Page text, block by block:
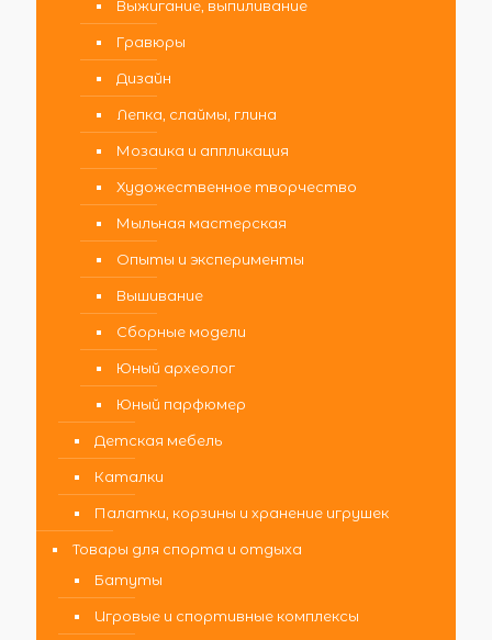
Выжигание, выпиливание
Гравюры
Дизайн
Лепка, слаймы, глина
Мозаика и аппликация
Художественное творчество
Мыльная мастерская
Опыты и эксперименты
Вышивание
Сборные модели
Юный археолог
Юный парфюмер
Детская мебель
Каталки
Палатки, корзины и хранение игрушек
Товары для спорта и отдыха
Батуты
Игровые и спортивные комплексы